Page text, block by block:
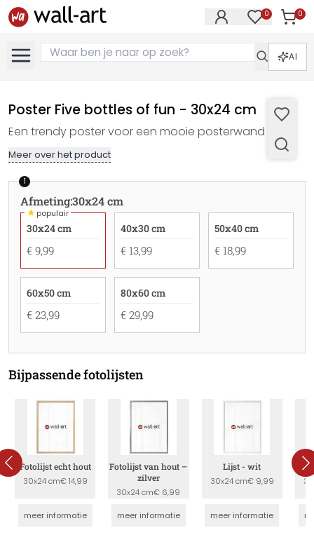
0 0
AI
Poster Five bottles of fun - 30x24 cm
Een trendy poster voor een mooie posterwand
Meer over het product
1
Afmeting:30x24 cm
★populair
30x24 cm
€ 9,99
40x30 cm
€ 13,99
50x40 cm
€ 18,99
60x50 cm
€ 23,99
80x60 cm
€ 29,99
Bijpassende fotolijsten
Fotolijst echt hout
30x24 cm€ 14,99
meer informatie
Fotolijst van hout –
zilver
30x24 cm€ 6,99
meer informatie
Lijst - wit
30x24 cm€ 9,99
meer informatie